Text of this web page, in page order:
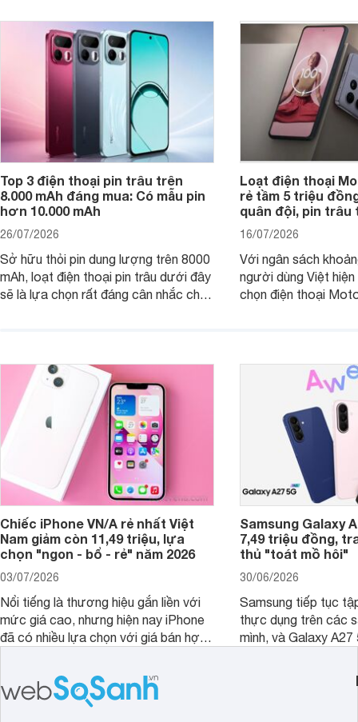
Top 3 điện thoại pin trâu trên
8.000 mAh đáng mua: Có mẫu pin
hơn 10.000 mAh
26/07/2026
Sở hữu thỏi pin dung lượng trên 8000
mAh, loạt điện thoại pin trâu dưới đây
sẽ là lựa chọn rất đáng cân nhắc cho
Loạt điện thoại
rẻ tầm 5 triệu
quân đội, pin trâu
16/07/2026
Với ngân sách
người dùng Việt
chọn điện thoại
Chiếc iPhone VN/A rẻ nhất Việt
Nam giảm còn 11,49 triệu, lựa
chọn "ngon - bổ - rẻ" năm 2026
03/07/2026
Nổi tiếng là thương hiệu gắn liền với
mức giá cao, nhưng hiện nay iPhone
đã có nhiều lựa chọn với giá bán hợp
cận sản phẩm chính hãng.
Samsung Galaxy
7,49 triệu đồng,
thủ "toát mồ hôi"
30/06/2026
Samsung tiếp tục
thực dụng trên các
mình, và Galaxy
tới cho người dùng
lượng với nhiều